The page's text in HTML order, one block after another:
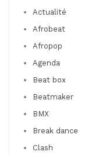
Actualité
Afrobeat
Afropop
Agenda
Beat box
Beatmaker
BMX
Break dance
Clash